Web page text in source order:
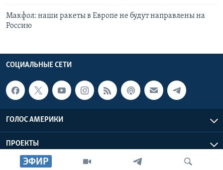
ЭФИР
Макфол: наши ракеты в Европе не будут направлены на
Россию
СОЦИАЛЬНЫЕ СЕТИ
ГОЛОС АМЕРИКИ
ПРОЕКТЫ